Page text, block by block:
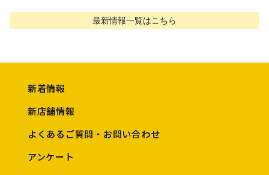
最新情報一覧はこちら
新着情報
新店舗情報
よくあるご質問・お問い合わせ
アンケート